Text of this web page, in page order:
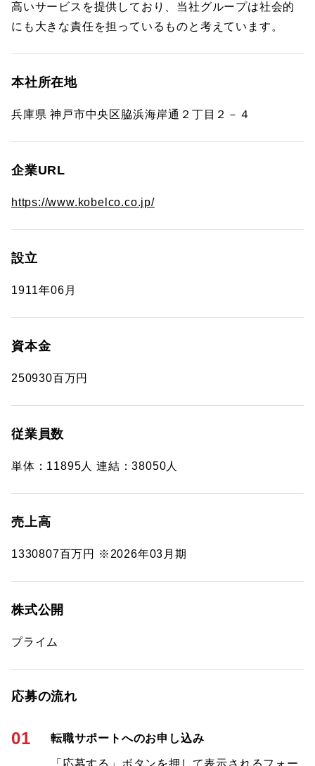
高いサービスを提供しており、当社グループは社会的
にも大きな責任を担っているものと考えています。
本社所在地
兵庫県 神戸市中央区脇浜海岸通２丁目２－４
企業URL
https://www.kobelco.co.jp/
設立
1911年06月
資本金
250930百万円
従業員数
単体：11895人 連結：38050人
売上高
1330807百万円 ※2026年03月期
株式公開
プライム
応募の流れ
01 転職サポートへのお申し込み
「応募する」ボタンを押して表示されるフォー